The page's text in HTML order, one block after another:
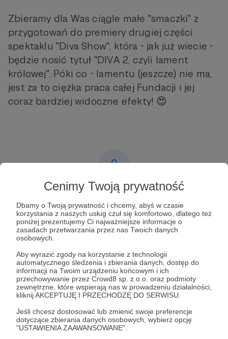
Cenimy Twoją prywatność
Dbamy o Twoją prywatność i chcemy, abyś w czasie
korzystania z naszych usług czuł się komfortowo, dlatego też
poniżej prezentujemy Ci najważniejsze informacje o
zasadach przetwarzania przez nas Twoich danych
osobowych.
Aby wyrazić zgody na korzystanie z technologii
automatycznego śledzenia i zbierania danych, dostęp do
informacji na Twoim urządzeniu końcowym i ich
przechowywanie przez Crowd8 sp. z o.o. oraz podmioty
zewnętrzne, które wspierają nas w prowadzeniu działalności,
kliknij AKCEPTUJĘ I PRZECHODZĘ DO SERWISU.
Jeśli chcesz dostosować lub zmienić swoje preferencje
dotyczące zbierania danych osobowych, wybierz opcję
"USTAWIENIA ZAAWANSOWANE".
Zbieramy dla Was ciągle małe "smaczki" z
przygotowań do premiery drugiej części
spektaklu "Diva Show", która - jak już wiecie -
będzie nosić tytuł "DIVA 2, czyli lament
królowej". Póki co - lamentu (jeszcze) nie ma,
jest za to ciężka praca całej Fundacji i jej
coraz bardziej widoczne efekty! 😍
Post dostępny tylko dla Patronów
Aby zobaczyć ten materiał musisz być zalogowany
Zaloguj się
Teatr Kamila Maćkowiaka sezon teatralny 2023/2024
Diva Show diva 2 lament królowej backstage